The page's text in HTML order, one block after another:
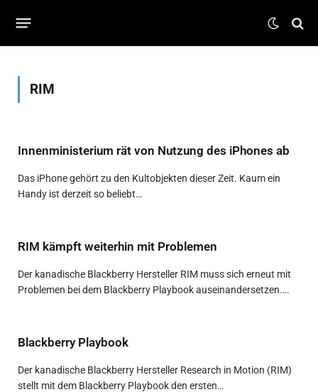
RIM
Innenministerium rät von Nutzung des iPhones ab
Das iPhone gehört zu den Kultobjekten dieser Zeit. Kaum ein
Handy ist derzeit so beliebt…
RIM kämpft weiterhin mit Problemen
Der kanadische Blackberry Hersteller RIM muss sich erneut mit
Problemen bei dem Blackberry Playbook auseinandersetzen.…
Blackberry Playbook
Der kanadische Blackberry Hersteller Research in Motion (RIM)
stellt mit dem Blackberry Playbook den ersten…